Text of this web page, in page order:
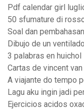
Pdf calendar girl
50 sfumature di
Soal dan
Dibujo de un
3 palabras en huichol
Cartas de vincent
A viajante do tempo
Lagu aku ingin jadi
Ejercicios acidos